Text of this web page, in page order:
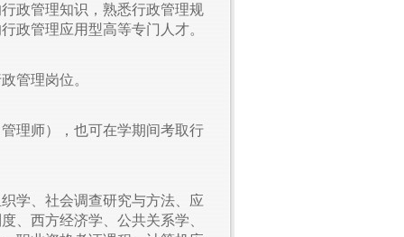
政管理知识，熟悉行政管理规
政管理应用型高等专门人才。
管理岗位。
理师），也可在学期间考取行
学、社会调查研究与方法、应
、西方经济学、公共关系学、